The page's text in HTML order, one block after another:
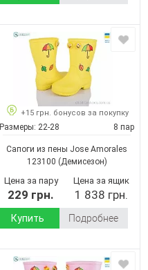
+15 грн. бонусов за покупку
Размеры: 22-28 8 пар
Сапоги из пены Jose Amorales
123100 (Демисезон)
Цена за пару
229 грн.
Цена за ящик
1 838 грн.
Купить Подробнее